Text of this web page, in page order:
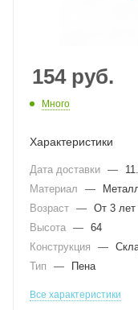
154руб.
Много
Характеристики
Дата доставки —
Материал
—
Возраст — От 3 лет
Высота — 64
Конструкция
—
Тип
— Пена
Все характеристики